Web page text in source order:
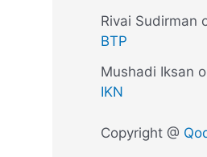
Rivai Sudirman
BTP
Mushadi Iksan
IKN
Copyright @